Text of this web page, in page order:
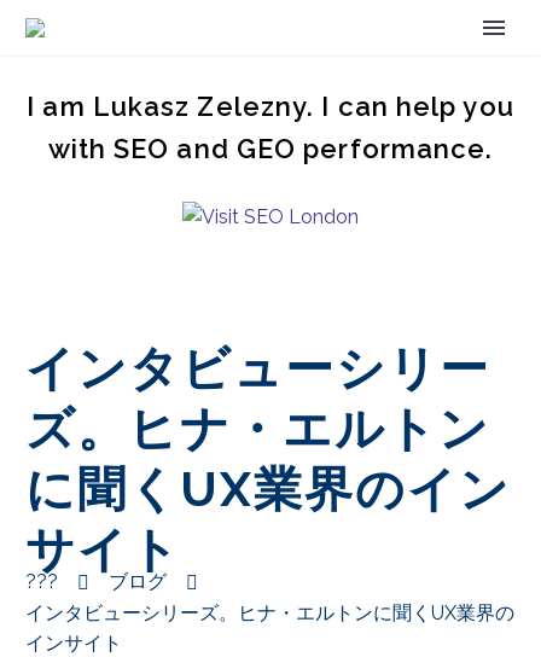
I am Lukasz Zelezny. I can help you
with SEO and GEO performance.
インタビューシリー
ズ。ヒナ・エルトン
に聞くUX業界のイン
サイト
???
ブログ
インタビューシリーズ。ヒナ・エルトンに聞くUX業界の
インサイト